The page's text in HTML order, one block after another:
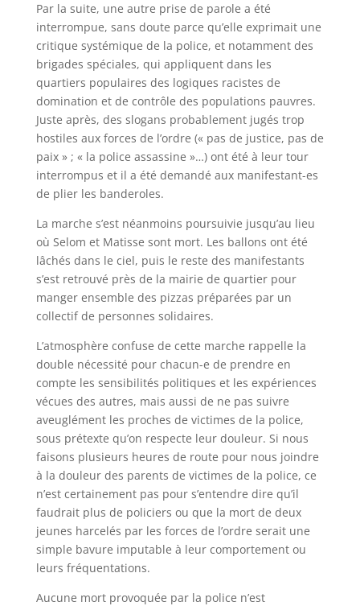
Par la suite, une autre prise de parole a été
interrompue, sans doute parce qu’elle exprimait une
critique systémique de la police, et notamment des
brigades spéciales, qui appliquent dans les
quartiers populaires des logiques racistes de
domination et de contrôle des populations pauvres.
Juste après, des slogans probablement jugés trop
hostiles aux forces de l’ordre (« pas de justice, pas de
paix » ; « la police assassine »…) ont été à leur tour
interrompus et il a été demandé aux manifestant-es
de plier les banderoles.
La marche s’est néanmoins poursuivie jusqu’au lieu
où Selom et Matisse sont mort. Les ballons ont été
lâchés dans le ciel, puis le reste des manifestants
s’est retrouvé près de la mairie de quartier pour
manger ensemble des pizzas préparées par un
collectif de personnes solidaires.
L’atmosphère confuse de cette marche rappelle la
double nécessité pour chacun-e de prendre en
compte les sensibilités politiques et les expériences
vécues des autres, mais aussi de ne pas suivre
aveuglément les proches de victimes de la police,
sous prétexte qu’on respecte leur douleur. Si nous
faisons plusieurs heures de route pour nous joindre
à la douleur des parents de victimes de la police, ce
n’est certainement pas pour s’entendre dire qu’il
faudrait plus de policiers ou que la mort de deux
jeunes harcelés par les forces de l’ordre serait une
simple bavure imputable à leur comportement ou
leurs fréquentations.
Aucune mort provoquée par la police n’est